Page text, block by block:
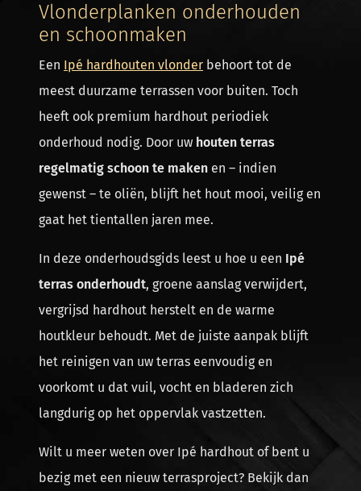
Vlonderplanken onderhouden
en schoonmaken
Een Ipé hardhouten vlonder behoort tot de
meest duurzame terrassen voor buiten. Toch
heeft ook premium hardhout periodiek
onderhoud nodig. Door uw houten terras
regelmatig schoon te maken en – indien
gewenst – te oliën, blijft het hout mooi, veilig en
gaat het tientallen jaren mee.
In deze onderhoudsgids leest u hoe u een Ipé
terras onderhoudt, groene aanslag verwijdert,
vergrijsd hardhout herstelt en de warme
houtkleur behoudt. Met de juiste aanpak blijft
het reinigen van uw terras eenvoudig en
voorkomt u dat vuil, vocht en bladeren zich
langdurig op het oppervlak vastzetten.
Wilt u meer weten over Ipé hardhout of bent u
bezig met een nieuw terrasproject? Bekijk dan